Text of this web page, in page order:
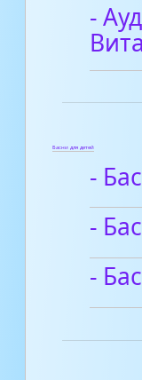
-
Басни для детей
-
-
-